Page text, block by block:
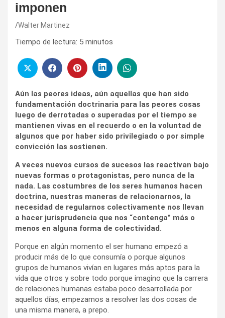
imponen
Walter Martinez
Tiempo de lectura: 5 minutos
Aún las peores ideas, aún aquellas que han sido
fundamentación doctrinaria para las peores cosas
luego de derrotadas o superadas por el tiempo se
mantienen vivas en el recuerdo o en la voluntad de
algunos que por haber sido privilegiado o por simple
convicción las sostienen.
A veces nuevos cursos de sucesos las reactivan bajo
nuevas formas o protagonistas, pero nunca de la
nada. Las costumbres de los seres humanos hacen
doctrina, nuestras maneras de relacionarnos, la
necesidad de regularnos colectivamente nos llevan
a hacer jurisprudencia que nos “contenga” más o
menos en alguna forma de colectividad.
Porque en algún momento el ser humano empezó a
producir más de lo que consumía o porque algunos
grupos de humanos vivían en lugares más aptos para la
vida que otros y sobre todo porque imagino que la carrera
de relaciones humanas estaba poco desarrollada por
aquellos días, empezamos a resolver las dos cosas de
una misma manera, a prepo.